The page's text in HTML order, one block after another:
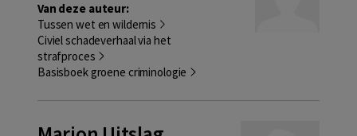
Van deze auteur:
Tussen wet en wildernis
Civiel schadeverhaal via het
strafproces
Basisboek groene criminologie